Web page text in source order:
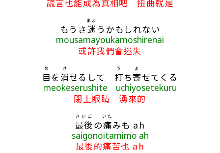
謊言也能成為真相吧 扭曲就是
もうさ迷
まよ
うかもしれない
mousamayoukamoshirenai
或許我們會迷失
目
め
を消
け
せるして 打
う
ち寄
よ
せてくる
meokeserushite uchiyosetekuru
閉上眼睛 湧來的
最後
さいご
の痛
いた
みも ah
saigonoitamimo ah
最後的痛苦也 ah